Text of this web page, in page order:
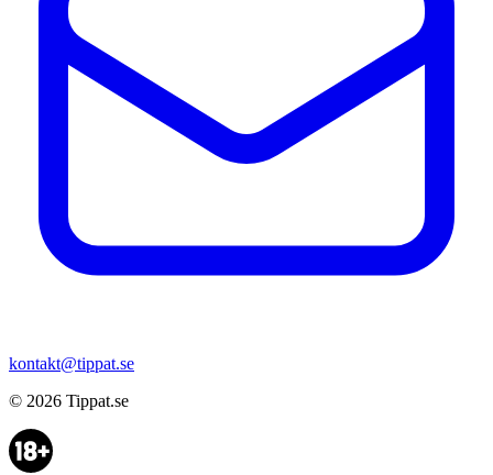
kontakt@tippat.se
© 2026 Tippat.se